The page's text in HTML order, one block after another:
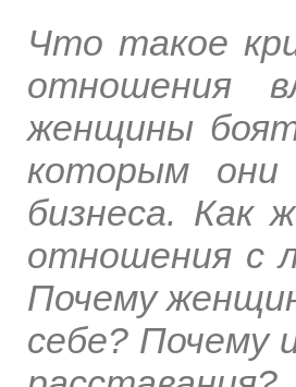
Что такое
отношения
женщины
которым они
бизнеса. Как
отношения с
Почему
себе? Почему